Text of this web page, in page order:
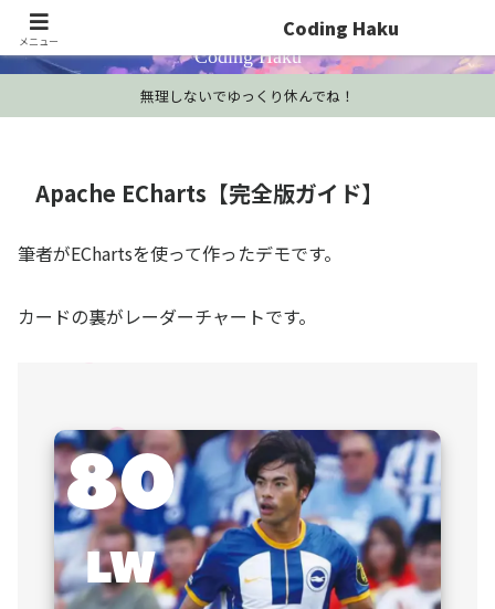
プログラミング学習・開発Tips・技術情報
Coding Haku
無理しないでゆっくり休んでね！
Apache ECharts【完全版ガイド】
筆者がEChartsを使って作ったデモです。
カードの裏がレーダーチャートです。
メニュー
Coding Haku